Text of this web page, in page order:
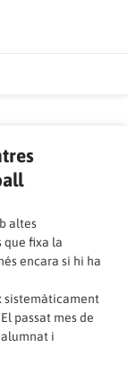
altes
que fixa la
encara si hi ha
sistemàticament
passat mes de
i